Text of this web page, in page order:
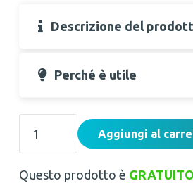
Descrizione del
Perché è utile
quantità
Aggiungi al
Questo prodotto è GRATUITO